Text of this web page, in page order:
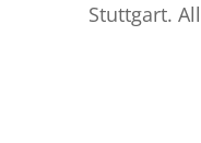
Stuttgart.